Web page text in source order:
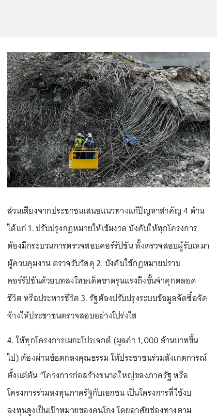
ส่วนเสียงจากประชาชนเสนอแนวทางแก้ปัญหาสำคัญ 4 ด้าน
ได้แก่ 1. ปรับปรุงกฎหมายให้เข้มงวด บังคับให้ทุกโครงการ
ต้องมีกระบวนการตรวจสอบคอร์รัปชัน ทั้งตรวจสอบผู้รับเหมา
ผู้ควบคุมงาน ตรวจรับวัสดุ 2. บังคับใช้กฎหมายปราบ
คอร์รัปชันด้วยบทลงโทษเด็ดขาดรุนแรงถึงขั้นจำคุกตลอด
ชีวิต หรือประหารชีวิต 3. รัฐต้องปรับปรุงระบบข้อมูลจัดซื้อจัด
จ้างให้ประชาชนตรวจสอบอย่างโปร่งใส
4. ให้ทุกโครงการเมกะโปรเจกต์ (มูลค่า 1,000 ล้านบาทขึ้น
ไป) ต้องผ่านข้อตกลงคุณธรรม ให้ประชาชนร่วมสังเกตการณ์
ตั้งแต่ต้น “โครงการก่อสร้างขนาดใหญ่ของภาครัฐ หรือ
โครงการร่วมลงทุนภาครัฐกับเอกชน เป็นโครงการที่ใช้งบ
ลงทุนสูงเป็นเป้าหมายของคนโกง โดยอาศัยช่องทางตาม